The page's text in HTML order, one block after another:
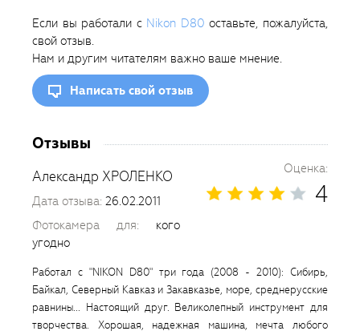
Если вы работали с Nikon D80 оставьте, пожалуйста,
свой отзыв.
Нам и другим читателям важно ваше мнение.
Написать свой отзыв
Отзывы
Александр ХРОЛЕНКО
Дата отзыва: 26.02.2011
Фотокамера для: кого
угодно
Оценка:
4
Работал с "NIKON D80" три года (2008 - 2010): Сибирь,
Байкал, Северный Кавказ и Закавказье, море, среднерусские
равнины... Настоящий друг. Великолепный инструмент для
творчества. Хорошая, надежная машина, мечта любого